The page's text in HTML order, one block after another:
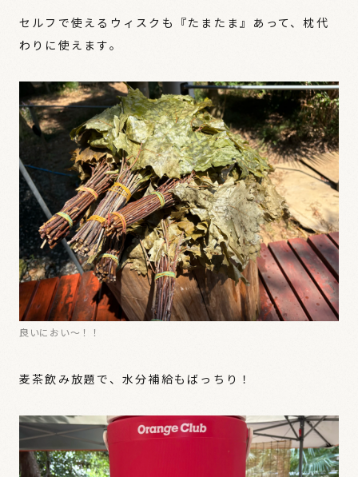
セルフで使えるウィスクも『たまたま』あって、枕代
わりに使えます。
良いにおい〜！！
麦茶飲み放題で、水分補給もばっちり！